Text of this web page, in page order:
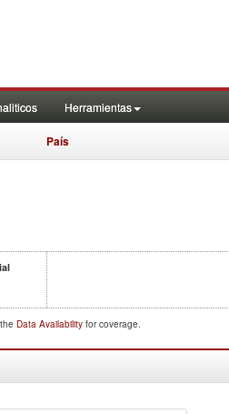
Herramientas
País
Data Availability for coverage.